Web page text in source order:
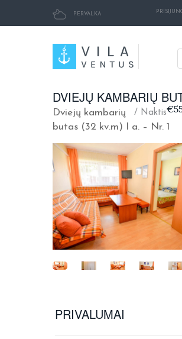
PERVALKA
DVIEJŲ KAMBARIŲ
/ Naktis
Dviejų kambarių
butas (32 kv.m) I a. – Nr. 1
PRIVALUMAI